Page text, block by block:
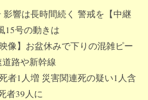
響は長時間続く 警戒を【中継
15号の動きは
像】お盆休みで下りの混雑ピー
道路や新幹線
者1人増 災害関連死の疑い1人含
者39人に